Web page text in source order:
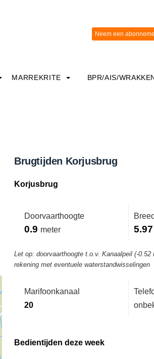
MARREKRITE BPR/AIS/
Brugtijden Korjusbrug
Korjusbrug
Doorvaarthoogte
0.9 meter 5.97
Let op: doorvaarthoogte t.o.v. Kanaalpeil (-
rekening met eventuele waterstandwisselingen
Marifoonkanaal
20
Bedientijden deze week